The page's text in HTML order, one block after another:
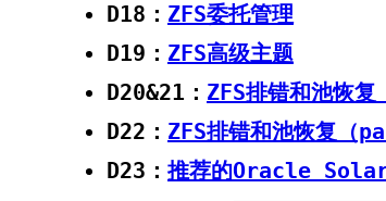
D18： ZFS委托管理
D19： ZFS高级主题
D20&21： ZFS排错和池恢
D22： ZFS排错和池恢复（
D23： 推荐的Oracle